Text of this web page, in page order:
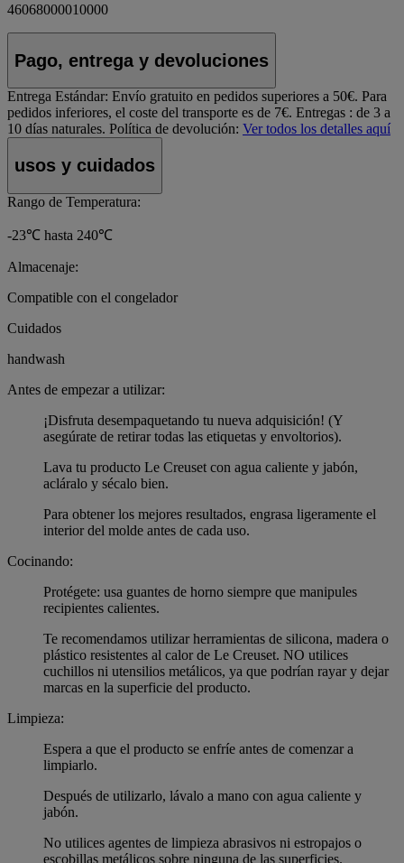
46068000010000
Pago, entrega y devoluciones
Entrega Estándar: Envío gratuito en pedidos superiores a 50€. Para
pedidos inferiores, el coste del transporte es de 7€. Entregas : de 3 a
10 días naturales. Política de devolución: Ver todos los detalles aquí
usos y cuidados
Rango de Temperatura:
-23℃ hasta 240℃
Almacenaje:
Compatible con el congelador
Cuidados
handwash
Antes de empezar a utilizar:
¡Disfruta desempaquetando tu nueva adquisición! (Y
asegúrate de retirar todas las etiquetas y envoltorios).
Lava tu producto Le Creuset con agua caliente y jabón,
acláralo y sécalo bien.
Para obtener los mejores resultados, engrasa ligeramente el
interior del molde antes de cada uso.
Cocinando:
Protégete: usa guantes de horno siempre que manipules
recipientes calientes.
Te recomendamos utilizar herramientas de silicona, madera o
plástico resistentes al calor de Le Creuset. NO utilices
cuchillos ni utensilios metálicos, ya que podrían rayar y dejar
marcas en la superficie del producto.
Limpieza:
Espera a que el producto se enfríe antes de comenzar a
limpiarlo.
Después de utilizarlo, lávalo a mano con agua caliente y
jabón.
No utilices agentes de limpieza abrasivos ni estropajos o
escobillas metálicos sobre ninguna de las superficies.